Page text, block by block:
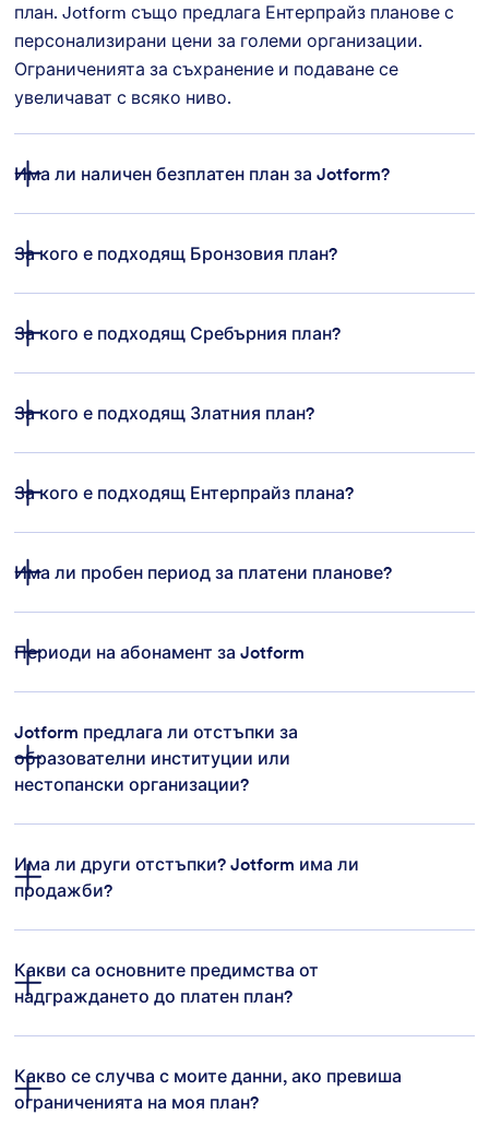
план. Jotform също предлага Ентерпрайз планове с
персонализирани цени за големи организации.
Ограниченията за съхранение и подаване се
увеличават с всяко ниво.
Има ли наличен безплатен план за Jotform?
шаблони на форми платежни
интеграции
За кого е подходящ Бронзовия план?
За кого е подходящ Сребърния план?
За кого е подходящ Златния план?
electronic signatures
За кого е подходящ Ентерпрайз плана?
Има ли пробен период за платени планове?
Периоди на абонамент за Jotform
Jotform предлага ли отстъпки за
образователни институции или
нестопански организации?
нестопанска отстъпка
образователна отстъпка
Има ли други отстъпки? Jotform има ли
продажби?
Какви са основните предимства от
надграждането до платен план?
по-високи лимити
събирате повече данни
Какво се случва с моите данни, ако превиша
ограниченията на моя план?